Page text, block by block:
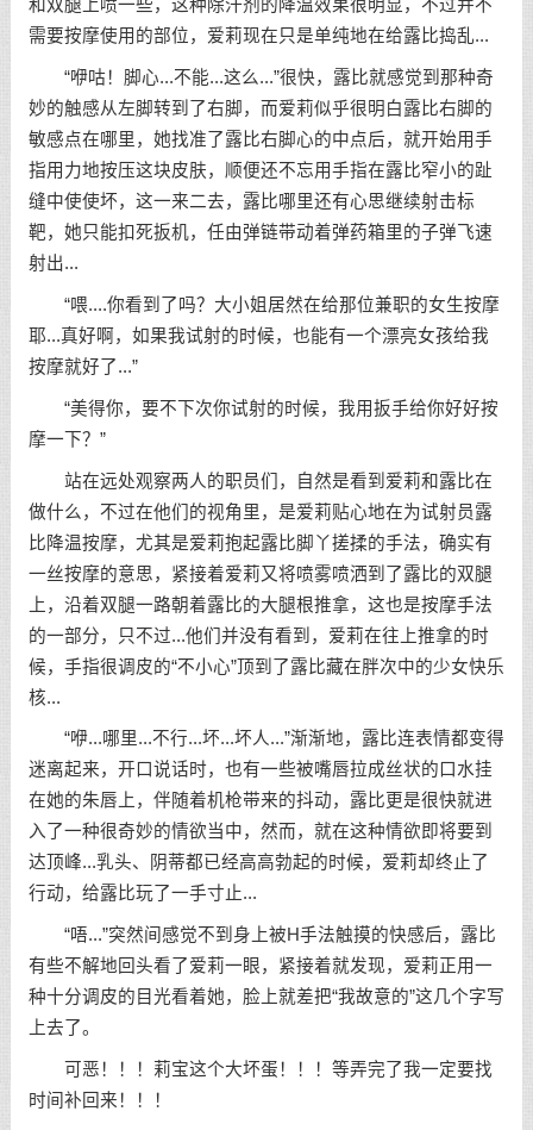
和双腿上喷一些，这种除汗剂的降温效果很明显，不过并不
需要按摩使用的部位，爱莉现在只是单纯地在给露比捣乱...
“咿咕！脚心...不能...这么...”很快，露比就感觉到那种奇
妙的触感从左脚转到了右脚，而爱莉似乎很明白露比右脚的
敏感点在哪里，她找准了露比右脚心的中点后，就开始用手
指用力地按压这块皮肤，顺便还不忘用手指在露比窄小的趾
缝中使使坏，这一来二去，露比哪里还有心思继续射击标
靶，她只能扣死扳机，任由弹链带动着弹药箱里的子弹飞速
射出...
“喂....你看到了吗？大小姐居然在给那位兼职的女生按摩
耶...真好啊，如果我试射的时候，也能有一个漂亮女孩给我
按摩就好了...”
“美得你，要不下次你试射的时候，我用扳手给你好好按
摩一下？”
站在远处观察两人的职员们，自然是看到爱莉和露比在
做什么，不过在他们的视角里，是爱莉贴心地在为试射员露
比降温按摩，尤其是爱莉抱起露比脚丫搓揉的手法，确实有
一丝按摩的意思，紧接着爱莉又将喷雾喷洒到了露比的双腿
上，沿着双腿一路朝着露比的大腿根推拿，这也是按摩手法
的一部分，只不过...他们并没有看到，爱莉在往上推拿的时
候，手指很调皮的“不小心”顶到了露比藏在胖次中的少女快乐
核...
“咿...哪里...不行...坏...坏人...”渐渐地，露比连表情都变得
迷离起来，开口说话时，也有一些被嘴唇拉成丝状的口水挂
在她的朱唇上，伴随着机枪带来的抖动，露比更是很快就进
入了一种很奇妙的情欲当中，然而，就在这种情欲即将要到
达顶峰...乳头、阴蒂都已经高高勃起的时候，爱莉却终止了
行动，给露比玩了一手寸止...
“唔...”突然间感觉不到身上被H手法触摸的快感后，露比
有些不解地回头看了爱莉一眼，紧接着就发现，爱莉正用一
种十分调皮的目光看着她，脸上就差把“我故意的”这几个字写
上去了。
可恶！！！莉宝这个大坏蛋！！！等弄完了我一定要找
时间补回来！！！